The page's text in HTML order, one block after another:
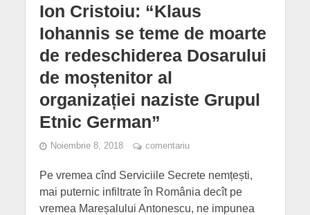
Ion Cristoiu: “Klaus
Iohannis se teme de moarte
de redeschiderea Dosarului
de moștenitor al
organizației naziste Grupul
Etnic German”
Noiembrie 8, 2018 comentariu
Pe vremea cînd Serviciile Secrete nemțești,
mai puternic infiltrate în România decît pe
vremea Mareșalului Antonescu, ne impunea